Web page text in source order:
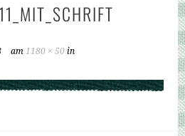
am 1180 × 50 in